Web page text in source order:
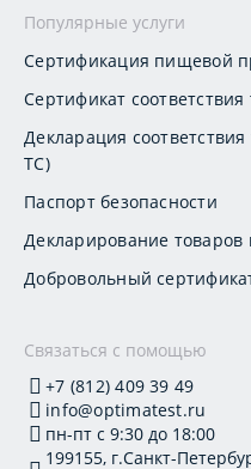
Популярные услуги
Сертификация пищевой
Сертификат
Декларация
ТС)
Паспорт безопасности
Декларирование товаров
Добровольный
Связаться с помощью
+7 (812) 409 39 49
info@optimatest.ru
пн-пт с 9:30 до 18:00
199155, г.Санкт-